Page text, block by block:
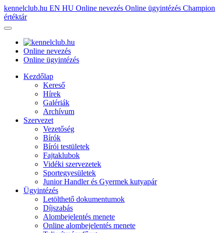
kennelclub.hu EN HU Online nevezés Online ügyintézés Champion
értéktár
Online nevezés
Online ügyintézés
Kezdőlap
Kereső
Hírek
Galériák
Archívum
Szervezet
Vezetőség
Bírók
Bírói testületek
Fajtaklubok
Vidéki szervezetek
Sportegyesületek
Junior Handler és Gyermek kutyapár
Ügyintézés
Letölthető dokumentumok
Díjszabás
Alombejelentés menete
Online alombejelentés menete